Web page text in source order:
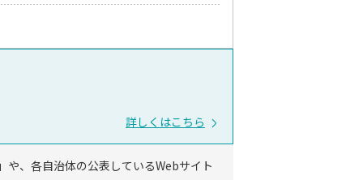
詳しくはこちら
、各自治体の公表しているWebサイト